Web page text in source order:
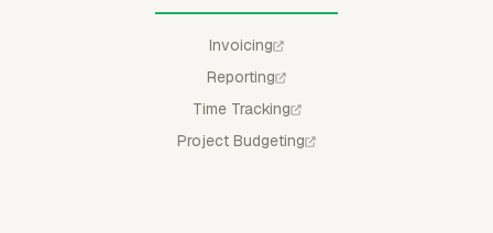
Invoicing
Reporting
Time Tracking
Project Budgeting